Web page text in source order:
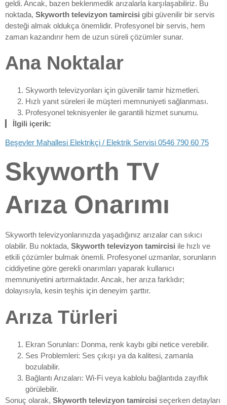
geldi. Ancak, bazen beklenmedik arızalarla karşılaşabiliriz. Bu
noktada, Skyworth televizyon tamircisi gibi güvenilir bir servis
desteği almak oldukça önemlidir. Profesyonel bir servis, hem
zaman kazandırır hem de uzun süreli çözümler sunar.
Ana Noktalar
Skyworth televizyonları için güvenilir tamir hizmetleri.
Hızlı yanıt süreleri ile müşteri memnuniyeti sağlanması.
Profesyonel teknisyenler ile garantili hizmet sunumu.
İlgili içerik:
Beşevler Mahallesi Elektrikçi / Elektrik Servisi 0546 790 60 75
Skyworth TV
Arıza Onarımı
Skyworth televizyonlarınızda yaşadığınız arızalar can sıkıcı
olabilir. Bu noktada, Skyworth televizyon tamircisi ile hızlı ve
etkili çözümler bulmak önemli. Profesyonel uzmanlar, sorunların
ciddiyetine göre gerekli onarımları yaparak kullanıcı
memnuniyetini artırmaktadır. Ancak, her arıza farklıdır;
dolayısıyla, kesin teşhis için deneyim şarttır.
Arıza Türleri
Ekran Sorunları: Donma, renk kaybı gibi netice verebilir.
Ses Problemleri: Ses çıkışı ya da kalitesi, zamanla
bozulabilir.
Bağlantı Arızaları: Wi-Fi veya kablolu bağlantıda zayıflık
görülebilir.
Sonuç olarak, Skyworth televizyon tamircisi seçerken detayları